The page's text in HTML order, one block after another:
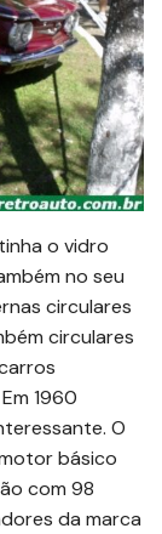
o vidro
no seu
circulares
circulares
1960
O
básico
com 98
da marca